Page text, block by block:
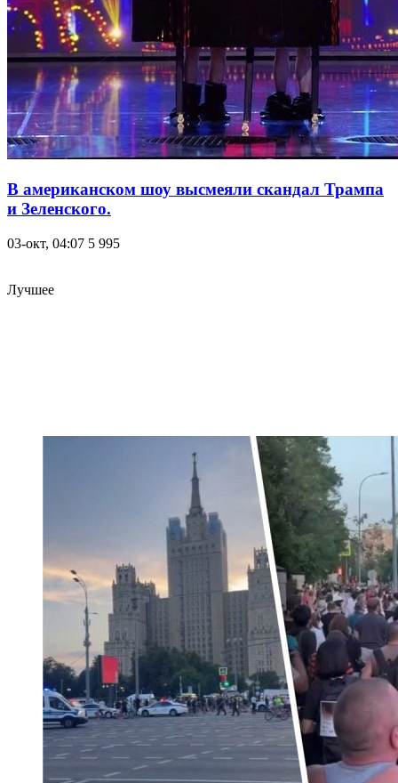
В американском шоу высмеяли скандал Трампа
и Зeлeнскoгo.
03-окт, 04:07 5 995
Лучшее